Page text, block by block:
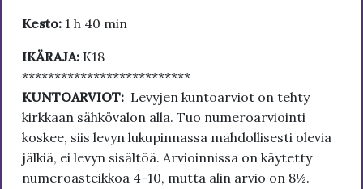
Kesto: 1 h 40 min
IKÄRAJA: K18
**************************
KUNTOARVIOT: Levyjen kuntoarviot on tehty
kirkkaan sähkövalon alla. Tuo numeroarviointi
koskee, siis levyn lukupinnassa mahdollisesti olevia
jälkiä, ei levyn sisältöä. Arvioinnissa on käytetty
numeroasteikkoa 4-10, mutta alin arvio on 8½.